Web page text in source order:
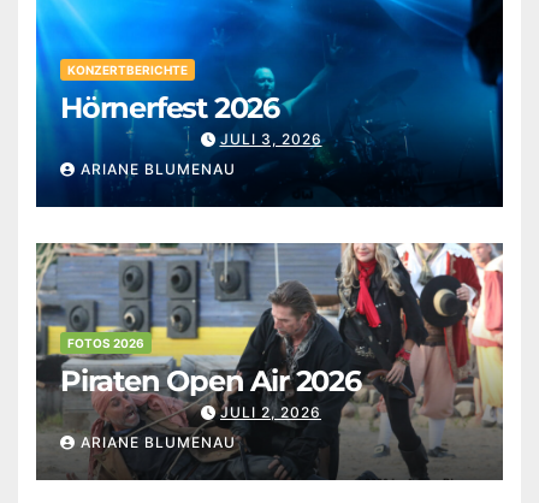
KONZERTBERICHTE
Hörnerfest 2026
JULI 3, 2026
ARIANE BLUMENAU
FOTOS 2026
Piraten Open Air 2026
JULI 2, 2026
ARIANE BLUMENAU